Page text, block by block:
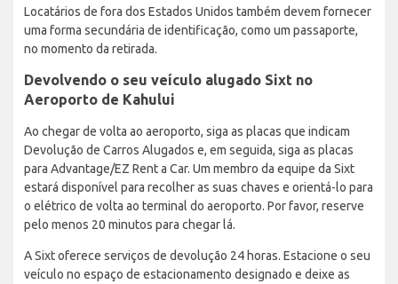
Locatários de fora dos Estados Unidos também devem fornecer
uma forma secundária de identificação, como um passaporte,
no momento da retirada.
Devolvendo o seu veículo alugado Sixt no
Aeroporto de Kahului
Ao chegar de volta ao aeroporto, siga as placas que indicam
Devolução de Carros Alugados e, em seguida, siga as placas
para Advantage/EZ Rent a Car. Um membro da equipe da Sixt
estará disponível para recolher as suas chaves e orientá-lo para
o elétrico de volta ao terminal do aeroporto. Por favor, reserve
pelo menos 20 minutos para chegar lá.
A Sixt oferece serviços de devolução 24 horas. Estacione o seu
veículo no espaço de estacionamento designado e deixe as